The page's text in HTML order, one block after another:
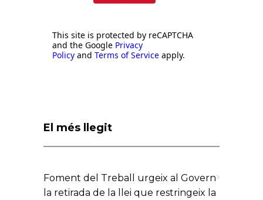
This site is protected by reCAPTCHA
and the Google Privacy
Policy and Terms of Service apply.
El més llegit
Foment del Treball urgeix al Govern
la retirada de la llei que restringeix la